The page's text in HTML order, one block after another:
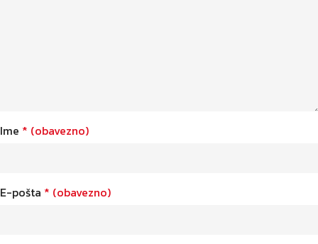
Ime * (obavezno)
E-pošta * (obavezno)